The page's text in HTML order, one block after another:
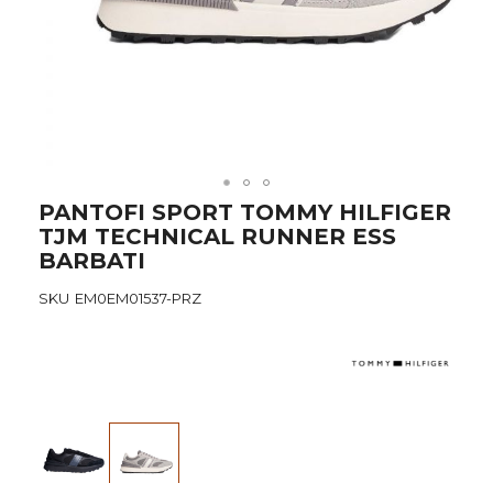
Skip
to
the
beginning
the
PANTOFI SPORT TOMMY HILFIGER
TJM TECHNICAL RUNNER ESS
BARBATI
SKU EM0EM01537-PRZ